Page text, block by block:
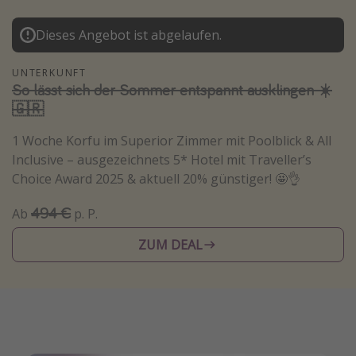
Normandie Urlaub
Goa Urlaub
St. Lucia Urlaub
Kefalonia Urlaub
Krabi Urlaub
Tulum Urlaub
Sri Lanka Rundreise
Roadtrips
Dieses Angebot ist abgelaufen.
UNTERKUNFT
So lässt sich der Sommer entspannt ausklingen ☀️
🇬🇷
1 Woche Korfu im Superior Zimmer mit Poolblick & All
Inclusive – ausgezeichnets 5* Hotel mit Traveller’s
Choice Award 2025 & aktuell 20% günstiger! 🤩👌
Ab 494 € p. P.
ZUM DEAL